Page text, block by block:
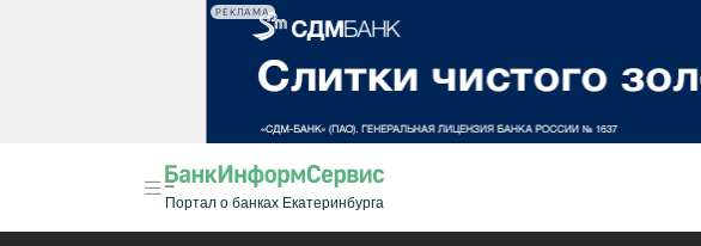
РЕКЛАМА
Портал о банках Екатеринбурга